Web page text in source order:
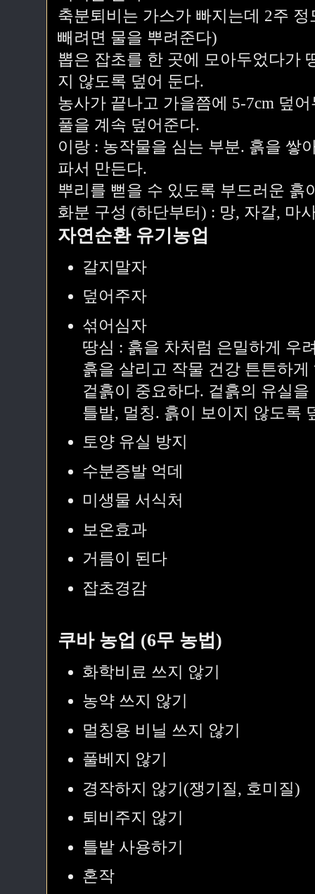
축분퇴비는 가스가 빠지는데 2주
빼려면 물을 뿌려준다)
뽑은 잡초를 한 곳에 모아두었다가
지 않도록 덮어 둔다.
농사가 끝나고 가을쯤에 5-7cm 덮
풀을 계속 덮어준다.
이랑 : 농작물을 심는 부분. 흙을 쌓
파서 만든다.
뿌리를 뻗을 수 있도록 부드러운 흙
화분 구성 (하단부터) : 망, 자갈, 마
자연순환 유기농업
갈지말자
덮어주자
섞어심자
땅심 : 흙을 차처럼 은밀하게 우
흙을 살리고 작물 건강 튼튼하
겉흙이 중요하다. 겉흙의 유실
틀밭, 멀칭. 흙이 보이지 않도록
토양 유실 방지
수분증발 억데
미생물 서식처
보온효과
거름이 된다
잡초경감
쿠바 농업 (6무 농법)
화학비료 쓰지 않기
농약 쓰지 않기
멀칭용 비닐 쓰지 않기
풀베지 않기
경작하지 않기(쟁기질, 호미질)
퇴비주지 않기
틀밭 사용하기
혼작